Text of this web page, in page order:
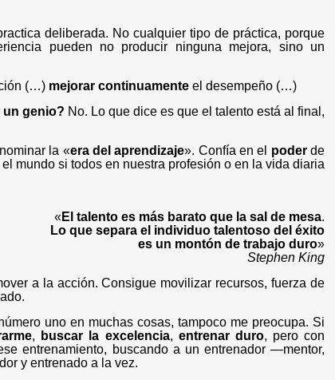
deliberada. No cualquier tipo de práctica, porque
pueden no producir ninguna mejora, sino un
(…) mejorar continuamente el desempeño (…)
un genio? No. Lo que dice es que el talento está al final,
la «era del aprendizaje». Confía en el poderde
mundo si todos en nuestra profesión o en la vida diaria
«El talento es más barato que la sal de mesa.
Lo que separa el individuo talentoso del éxito
es un montón de trabajo duro»
Stephen King
a la acción. Consigue movilizar recursos, fuerza de
uno en muchas cosas, tampoco me preocupa. Si
, buscar la excelencia, entrenar duro, pero con
entrenamiento, buscando a un entrenador —mentor,
y entrenado a la vez.